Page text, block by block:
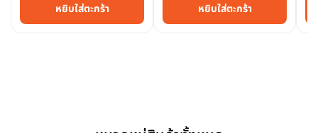
หยิบใส่ตะกร้า หยิบใส่ตะกร้า